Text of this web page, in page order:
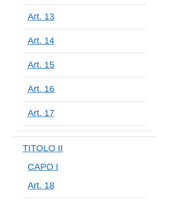
Art. 13
Art. 14
Art. 15
Art. 16
Art. 17
TITOLO II
CAPO I
Art. 18